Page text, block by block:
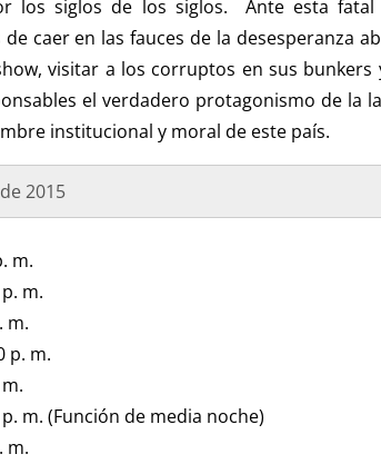
los siglos de los siglos. Ante esta fatal
caer en las fauces de la desesperanza
visitar a los corruptos en sus bunkers
el verdadero protagonismo de la
institucional y moral de este país.
2015
m.
m.
m.
p. m.
m. (Función de media noche)
m.